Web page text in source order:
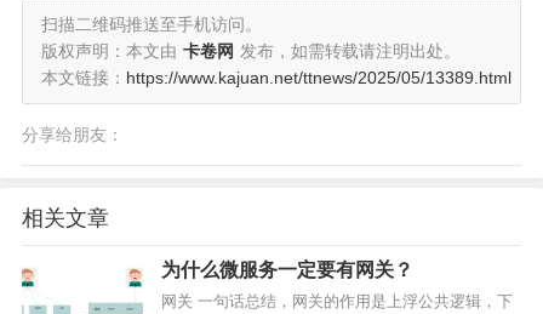
扫描二维码推送至手机访问。
版权声明：本文由 卡卷网 发布，如需转载请注明出处。
本文链接： https://www.kajuan.net/ttnews/2025/05/13389.html
分享给朋友：
相关文章
为什么微服务一定要有网关？
网关 一句话总结，网关的作用是上浮公共逻辑，下